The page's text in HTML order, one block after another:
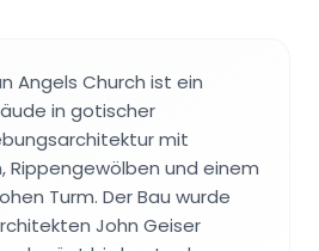
Angels Church ist ein
in gotischer
mit
Rippengewölben und einem
Turm. Der Bau wurde
John Geiser